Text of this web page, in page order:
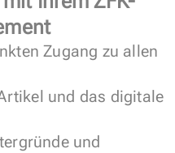
Zugang zu allen
und das digitale
und